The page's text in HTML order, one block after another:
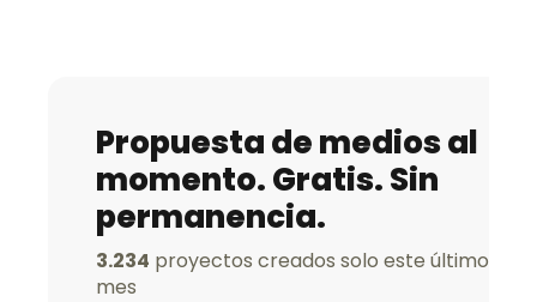
Propuesta de medios al
momento. Gratis. Sin
permanencia.
3.234 proyectos creados solo este último
mes